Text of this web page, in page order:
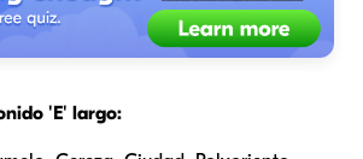
'E' largo: